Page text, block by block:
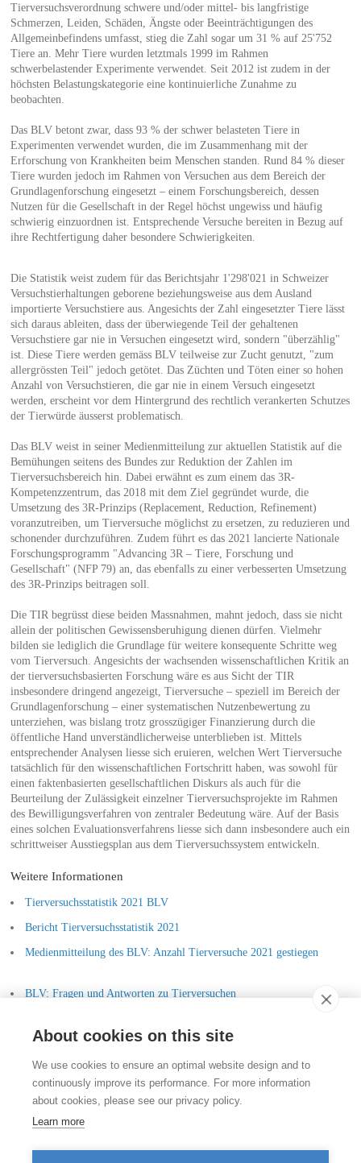
Tierversuchsverordnung schwere und/oder mittel- bis langfristige
Schmerzen, Leiden, Schäden, Ängste oder Beeinträchtigungen des
Allgemeinbefindens umfasst, stieg die Zahl sogar um 31 % auf 25'752
Tiere an. Mehr Tiere wurden letztmals 1999 im Rahmen
schwerbelastender Experimente verwendet. Seit 2012 ist zudem in der
höchsten Belastungskategorie eine kontinuierliche Zunahme zu
beobachten.
Das BLV betont zwar, dass 93 % der schwer belasteten Tiere in
Experimenten verwendet wurden, die im Zusammenhang mit der
Erforschung von Krankheiten beim Menschen standen. Rund 84 % dieser
Tiere wurden jedoch im Rahmen von Versuchen aus dem Bereich der
Grundlagenforschung eingesetzt – einem Forschungsbereich, dessen
Nutzen für die Gesellschaft in der Regel höchst ungewiss und häufig
schwierig einzuordnen ist. Entsprechende Versuche bereiten in Bezug auf
ihre Rechtfertigung daher besondere Schwierigkeiten.
Die Statistik weist zudem für das Berichtsjahr 1'298'021 in Schweizer
Versuchstierhaltungen geborene beziehungsweise aus dem Ausland
importierte Versuchstiere aus. Angesichts der Zahl eingesetzter Tiere lässt
sich daraus ableiten, dass der überwiegende Teil der gehaltenen
Versuchstiere gar nie in Versuchen eingesetzt wird, sondern "überzählig"
ist. Diese Tiere werden gemäss BLV teilweise zur Zucht genutzt, "zum
allergrössten Teil" jedoch getötet. Das Züchten und Töten einer so hohen
Anzahl von Versuchstieren, die gar nie in einem Versuch eingesetzt
werden, erscheint vor dem Hintergrund des rechtlich verankerten Schutzes
der Tierwürde äusserst problematisch.
Das BLV weist in seiner Medienmitteilung zur aktuellen Statistik auf die
Bemühungen seitens des Bundes zur Reduktion der Zahlen im
Tierversuchsbereich hin. Dabei erwähnt es zum einem das 3R-
Kompetenzzentrum, das 2018 mit dem Ziel gegründet wurde, die
Umsetzung des 3R-Prinzips (Replacement, Reduction, Refinement)
voranzutreiben, um Tierversuche möglichst zu ersetzen, zu reduzieren und
schonender durchzuführen. Zudem führt es das 2021 lancierte Nationale
Forschungsprogramm "Advancing 3R – Tiere, Forschung und
Gesellschaft" (NFP 79) an, das ebenfalls zu einer verbesserten Umsetzung
des 3R-Prinzips beitragen soll.
Die TIR begrüsst diese beiden Massnahmen, mahnt jedoch, dass sie nicht
allein der politischen Gewissensberuhigung dienen dürfen. Vielmehr
bilden sie lediglich die Grundlage für weitere konsequente Schritte weg
vom Tierversuch. Angesichts der wachsenden wissenschaftlichen Kritik an
der tierversuchsbasierten Forschung wäre es aus Sicht der TIR
insbesondere dringend angezeigt, Tierversuche – speziell im Bereich der
Grundlagenforschung – einer systematischen Nutzenbewertung zu
unterziehen, was bislang trotz grosszügiger Finanzierung durch die
öffentliche Hand unverständlicherweise unterblieben ist. Mittels
entsprechender Analysen liesse sich eruieren, welchen Wert Tierversuche
tatsächlich für den wissenschaftlichen Fortschritt haben, was sowohl für
einen faktenbasierten gesellschaftlichen Diskurs als auch für die
Beurteilung der Zulässigkeit einzelner Tierversuchsprojekte im Rahmen
des Bewilligungsverfahren von zentraler Bedeutung wäre. Auf der Basis
eines solchen Evaluationsverfahrens liesse sich dann insbesondere auch ein
schrittweiser Ausstiegsplan aus dem Tierversuchssystem entwickeln.
Weitere Informationen
Tierversuchsstatistik 2021 BLV
Bericht Tierversuchsstatistik 2021
Medienmitteilung des BLV: Anzahl Tierversuche 2021 gestiegen
BLV: Fragen und Antworten zu Tierversuchen
Stiftung für das Tier im Recht (TIR)
Rigistrasse 9
CH - 8006 Zürich
info@tierimrecht.org
Ihre Spende kann von den Steuern abgezogen werden.
About cookies on this site
We use cookies to ensure an optimal website design and to
continuously improve its performance. For more information
about cookies, please see our privacy policy.
Learn more